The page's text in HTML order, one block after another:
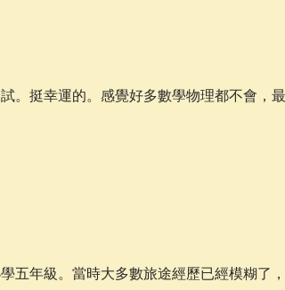
。挺幸運的。感覺好多數學物理都不會，
五年級。當時大多數旅途經歷已經模糊了